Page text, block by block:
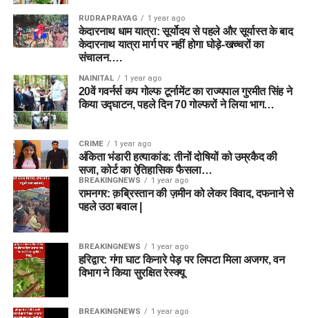
RUDRAPRAYAG 1 year ago
केदारनाथ धाम यात्रा: सूर्योदय से पहले और सूर्यास्त के बाद
केदारनाथ यात्रा मार्ग पर नहीं होगा घोड़े-खच्चरों का
संचालन….
NAINITAL 1 year ago
20वें गवर्नर्स कप गोल्फ टूर्नामेंट का राज्यपाल गुरमीत सिंह ने
किया उद्घाटन, पहले दिन 70 गोल्फरों ने लिया भाग…
CRIME 1 year ago
अंकिता भंडारी हत्याकांड: तीनों दोषियों को उम्रकैद की
सजा, कोर्ट का ऐतिहासिक फैसला…
BREAKINGNEWS 1 year ago
रामनगर: क़ब्रिस्तान की ज़मीन को लेकर विवाद, दफनाने से
पहले उठा बवाल |
BREAKINGNEWS 1 year ago
हरिद्वार: गंगा घाट किनारे पेड़ पर लिपटा मिला अजगर, वन
विभाग ने किया सुरक्षित रेस्क्यू
BREAKINGNEWS 1 year ago